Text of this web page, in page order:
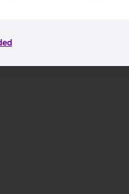
Legion 5_EST